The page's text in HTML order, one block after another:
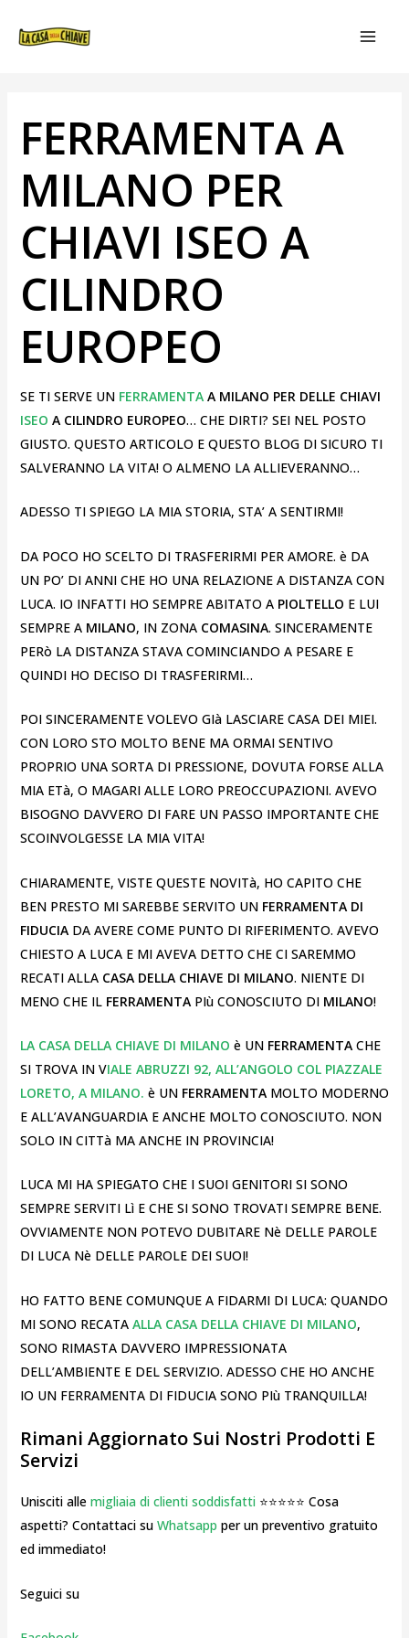
FERRAMENTA A
MILANO PER
CHIAVI ISEO A
CILINDRO
EUROPEO
SE TI SERVE UN FERRAMENTA A MILANO PER DELLE CHIAVI
ISEO A CILINDRO EUROPEO… CHE DIRTI? SEI NEL POSTO
GIUSTO. QUESTO ARTICOLO E QUESTO BLOG DI SICURO TI
SALVERANNO LA VITA! O ALMENO LA ALLIEVERANNO…
ADESSO TI SPIEGO LA MIA STORIA, STA’ A SENTIRMI!
DA POCO HO SCELTO DI TRASFERIRMI PER AMORE. è DA
UN PO’ DI ANNI CHE HO UNA RELAZIONE A DISTANZA CON
LUCA. IO INFATTI HO SEMPRE ABITATO A PIOLTELLO E LUI
SEMPRE A MILANO, IN ZONA COMASINA. SINCERAMENTE
PERò LA DISTANZA STAVA COMINCIANDO A PESARE E
QUINDI HO DECISO DI TRASFERIRMI…
POI SINCERAMENTE VOLEVO GIà LASCIARE CASA DEI MIEI.
CON LORO STO MOLTO BENE MA ORMAI SENTIVO
PROPRIO UNA SORTA DI PRESSIONE, DOVUTA FORSE ALLA
MIA ETà, O MAGARI ALLE LORO PREOCCUPAZIONI. AVEVO
BISOGNO DAVVERO DI FARE UN PASSO IMPORTANTE CHE
SCOINVOLGESSE LA MIA VITA!
CHIARAMENTE, VISTE QUESTE NOVITà, HO CAPITO CHE
BEN PRESTO MI SAREBBE SERVITO UN FERRAMENTA DI
FIDUCIA DA AVERE COME PUNTO DI RIFERIMENTO. AVEVO
CHIESTO A LUCA E MI AVEVA DETTO CHE CI SAREMMO
RECATI ALLA CASA DELLA CHIAVE DI MILANO. NIENTE DI
MENO CHE IL FERRAMENTA PIù CONOSCIUTO DI MILANO!
LA CASA DELLA CHIAVE DI MILANO è UN FERRAMENTA CHE
SI TROVA IN VIALE ABRUZZI 92, ALL’ANGOLO COL PIAZZALE
LORETO, A MILANO. è UN FERRAMENTA MOLTO MODERNO
E ALL’AVANGUARDIA E ANCHE MOLTO CONOSCIUTO. NON
SOLO IN CITTà MA ANCHE IN PROVINCIA!
LUCA MI HA SPIEGATO CHE I SUOI GENITORI SI SONO
SEMPRE SERVITI Lì E CHE SI SONO TROVATI SEMPRE BENE.
OVVIAMENTE NON POTEVO DUBITARE Nè DELLE PAROLE
DI LUCA Nè DELLE PAROLE DEI SUOI!
HO FATTO BENE COMUNQUE A FIDARMI DI LUCA: QUANDO
MI SONO RECATAALLA CASA DELLA CHIAVE DI MILANO,
SONO RIMASTA DAVVERO IMPRESSIONATA
DELL’AMBIENTE E DEL SERVIZIO. ADESSO CHE HO ANCHE
IO UN FERRAMENTA DI FIDUCIA SONO PIù TRANQUILLA!
Rimani Aggiornato Sui Nostri Prodotti E
Servizi
Unisciti alle migliaia di clienti soddisfatti⭐⭐⭐⭐⭐ Cosa
aspetti? Contattaci su Whatsapp per un preventivo gratuito
ed immediato!
Seguici su
ARTICOLI